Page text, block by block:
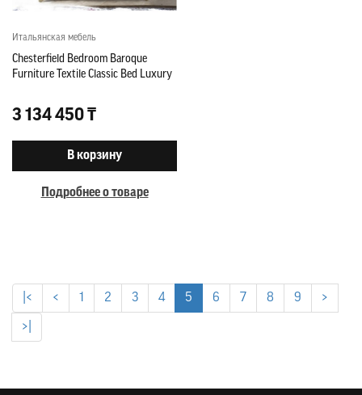
Итальянская мебель
Chesterfield Bedroom Baroque
Furniture Textile Classic Bed Luxury
3 134 450 ₸
В корзину
Подробнее о товаре
|< < 1 2 3 4 5 6 7 8 9 >
>|